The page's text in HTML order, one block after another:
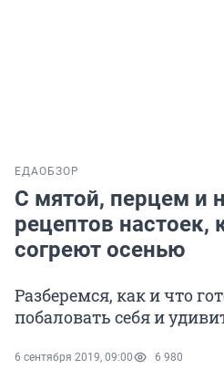
ЕДАОБЗОР
С мятой, перцем и
рецептов настоек,
согреют осенью
Разберемся, как и что
побаловать себя и
6 сентября 2019, 09:00 6 980